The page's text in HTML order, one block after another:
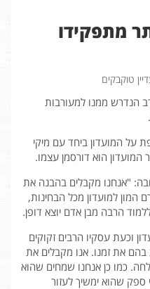
מתפקידו
טוקבקים
רב הנדרש ממנו למעורבות
על המועדון ביחד עם מיקי
המועדון הוא דורסמן עצמו.
"אנחנו מקבלים בהבנה את
למועדון מכל הבחינות,
הרבה מבן אדם יוצא דופן.
וכעת עסקיו הרבים זקוקים
בהם את זמנו. אנו מקבלים את
כמו כן אנחנו שמחים שהוא
ספק שהוא ימשיך לעזור